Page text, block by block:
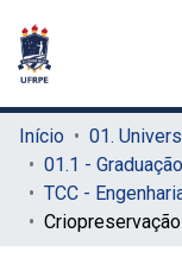
Início
01.1 -